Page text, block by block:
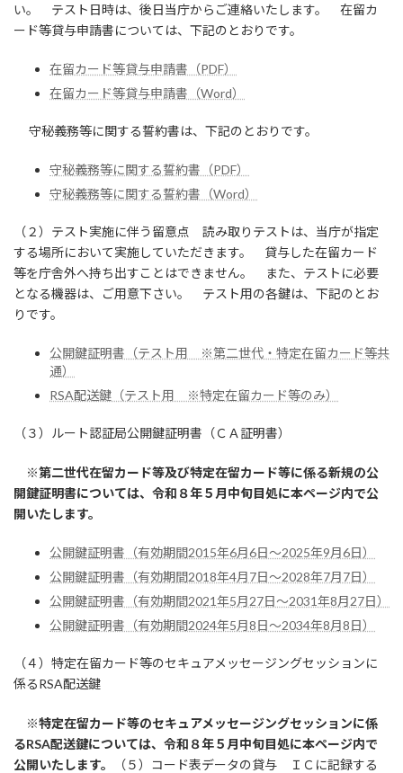
い。 テスト日時は、後日当庁からご連絡いたします。 在留カ
ード等貸与申請書については、下記のとおりです。
在留カード等貸与申請書（PDF）
在留カード等貸与申請書（Word）
守秘義務等に関する誓約書は、下記のとおりです。
守秘義務等に関する誓約書（PDF）
守秘義務等に関する誓約書（Word）
（２）テスト実施に伴う留意点 読み取りテストは、当庁が指定
する場所において実施していただきます。 貸与した在留カード
等を庁舎外へ持ち出すことはできません。 また、テストに必要
となる機器は、ご用意下さい。 テスト用の各鍵は、下記のとお
りです。
公開鍵証明書（テスト用 ※第二世代・特定在留カード等共
通）
RSA配送鍵（テスト用 ※特定在留カード等のみ）
（３）ルート認証局公開鍵証明書（ＣＡ証明書）
※第二世代在留カード等及び特定在留カード等に係る新規の公
開鍵証明書については、令和８年５月中旬目処に本ページ内で公
開いたします。
公開鍵証明書（有効期間2015年6月6日～2025年9月6日）
公開鍵証明書（有効期間2018年4月7日～2028年7月7日）
公開鍵証明書（有効期間2021年5月27日～2031年8月27日）
公開鍵証明書（有効期間2024年5月8日～2034年8月8日）
（４）特定在留カード等のセキュアメッセージングセッションに
係るRSA配送鍵
※特定在留カード等のセキュアメッセージングセッションに係
るRSA配送鍵については、令和８年５月中旬目処に本ページ内で
公開いたします。
（５）コード表データの貸与 ＩＣに記録する